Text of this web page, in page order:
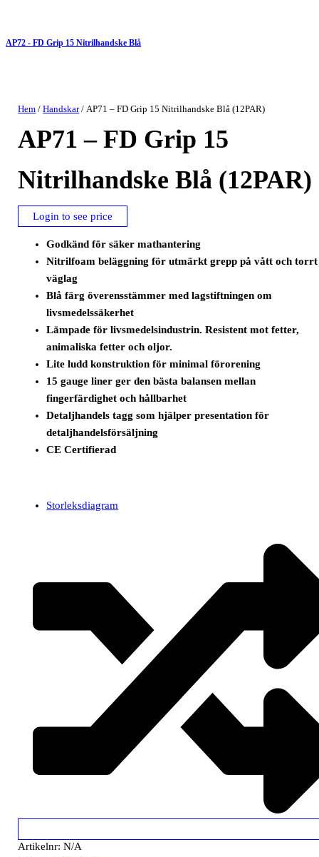
AP72 - FD Grip 15 Nitrilhandske Blå
Hem /Handskar/ AP71 – FD Grip 15 Nitrilhandske Blå (12PAR)
AP71 – FD Grip 15
Nitrilhandske Blå (12PAR)
Login to see price
Godkänd för säker mathantering
Nitrilfoam beläggning för utmärkt grepp på vått och torrt
väglag
Blå färg överensstämmer med lagstiftningen om
livsmedelssäkerhet
Lämpade för livsmedelsindustrin. Resistent mot fetter,
animaliska fetter och oljor.
Lite ludd konstruktion för minimal förorening
15 gauge liner ger den bästa balansen mellan
fingerfärdighet och hållbarhet
Detaljhandels tagg som hjälper presentation för
detaljhandelsförsäljning
CE Certifierad
Storleksdiagram
Artikelnr:N/A